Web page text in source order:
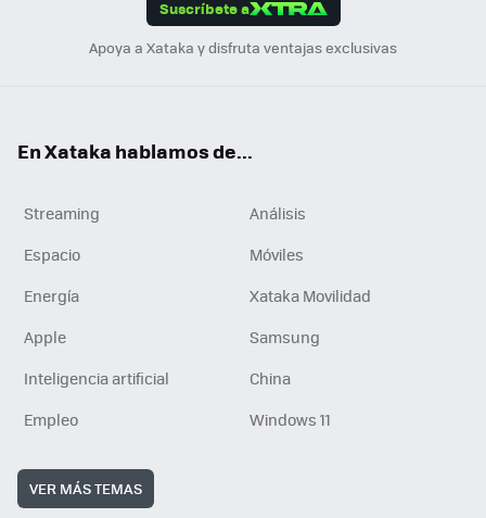
Suscríbete a
Apoya a Xataka y disfruta ventajas exclusivas
En Xataka hablamos de...
Streaming
Análisis
Espacio
Móviles
Energía
Xataka Movilidad
Apple
Samsung
Inteligencia artificial
China
Empleo
Windows 11
VER MÁS TEMAS